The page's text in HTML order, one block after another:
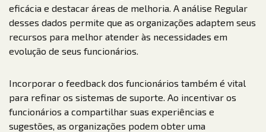
eficácia e destacar áreas de melhoria. A análise Regular
desses dados permite que as organizações adaptem seus
recursos para melhor atender às necessidades em
evolução de seus funcionários.
Incorporar o feedback dos funcionários também é vital
para refinar os sistemas de suporte. Ao incentivar os
funcionários a compartilhar suas experiências e
sugestões, as organizações podem obter uma